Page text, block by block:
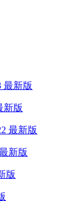
新版
新版